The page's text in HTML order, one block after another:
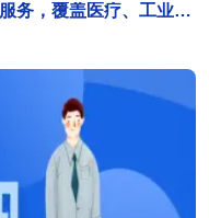
务，覆盖医疗、工业全